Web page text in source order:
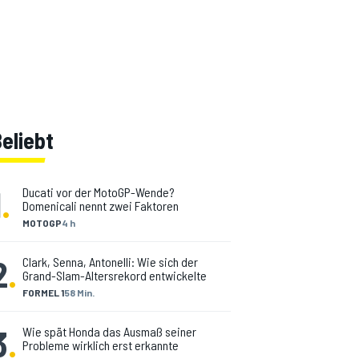
. MOTOGP4 h
Ducati vor der MotoGP-Wende?
Domenicali nennt zwei Faktoren
. FORMEL 158 Min.
Clark, Senna, Antonelli: Wie sich der
Grand-Slam-Altersrekord entwickelte
. Wie spät Honda das Ausmaß seiner
Probleme wirklich erst erkannte